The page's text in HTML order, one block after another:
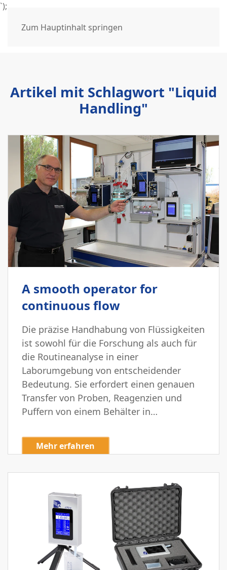
`);
Zum Hauptinhalt springen
Artikel mit Schlagwort "Liquid
Handling"
A smooth operator for
continuous flow
Die präzise Handhabung von Flüssigkeiten
ist sowohl für die Forschung als auch für
die Routineanalyse in einer
Laborumgebung von entscheidender
Bedeutung. Sie erfordert einen genauen
Transfer von Proben, Reagenzien und
Puffern von einem Behälter in…
Mehr erfahren